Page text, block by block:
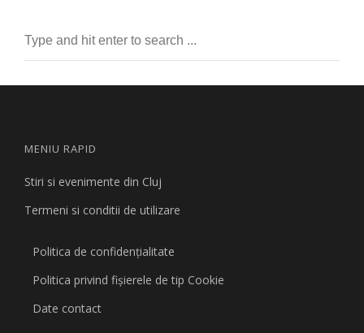
MENIU RAPID
Stiri si evenimente din Cluj
Termeni si conditii de utilizare
Politica de confidențialitate
Politica privind fişierele de tip Cookie
Date contact